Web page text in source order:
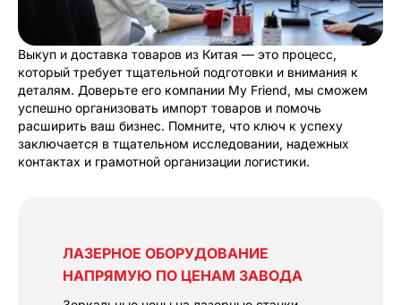
Выкуп и доставка товаров из Китая — это процесс,
который требует тщательной подготовки и внимания к
деталям. Доверьте его компании My Friend, мы сможем
успешно организовать импорт товаров и помочь
расширить ваш бизнес. Помните, что ключ к успеху
заключается в тщательном исследовании, надежных
контактах и грамотной организации логистики.
ЛАЗЕРНОЕ ОБОРУДОВАНИЕ
НАПРЯМУЮ ПО ЦЕНАМ ЗАВОДА